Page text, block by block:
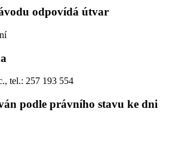
odpovídá útvar
tel.: 257 193 554
podle právního stavu ke dni